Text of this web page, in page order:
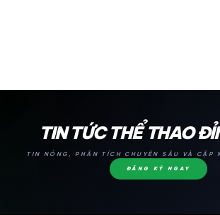
TIN TỨC THỂ THAO
TIN NÓNG, PHÂN TÍCH CHUYÊN SÂU VÀ CẬP
ĐĂNG KÝ NGAY